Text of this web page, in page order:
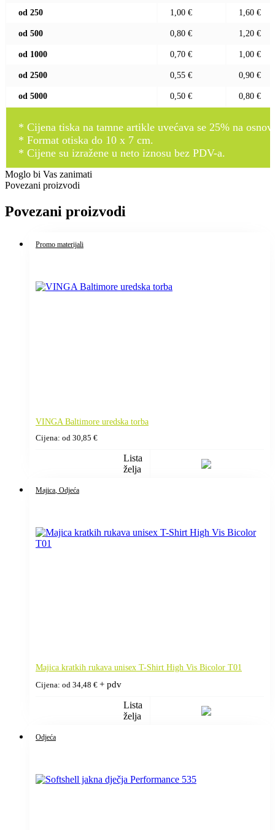
od 250 1,00 € 1,60 €
od 500 0,80 € 1,20 €
od 1000 0,70 € 1,00 €
od 2500 0,55 € 0,90 €
od 5000 0,50 € 0,80 €
* Cijena tiska na tamne artikle uvećava se 25% na
* Format otiska do 10 x 7 cm.
* Cijene su izražene u neto iznosu bez PDV-a.
Moglo bi Vas zanimati
Povezani proizvodi
Povezani proizvodi
Promo materijali
VINGA Baltimore uredska torba
Cijena: od 30,85 €
Lista
želja
Majica, Odjeća
Majica kratkih rukava unisex T-Shirt High Vis Bicolor T01
Cijena: od 34,48 € + pdv
Lista
želja
Odjeća